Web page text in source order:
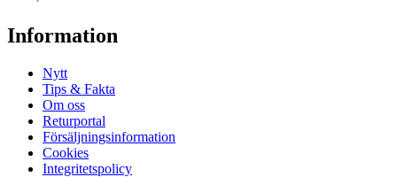
Information
Nytt
Tips & Fakta
Om oss
Returportal
Försäljningsinformation
Cookies
Integritetspolicy